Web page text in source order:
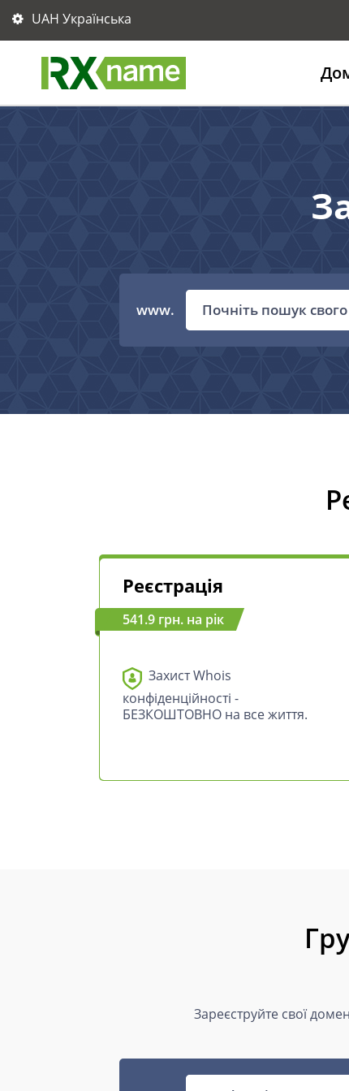
UAH Українська
www.
Реєстрація
541.9 грн. на рік
Захист Whois
конфіденційності -
БЕЗКОШТОВНО на все життя.
Зареєструйте свої